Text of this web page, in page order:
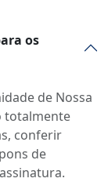
os
de Nossa
totalmente
conferir
de